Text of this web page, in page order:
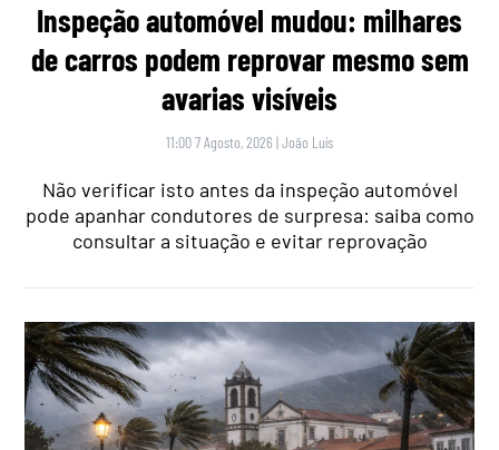
Inspeção automóvel mudou: milhares
de carros podem reprovar mesmo sem
avarias visíveis
11:00 7 Agosto, 2026 |João Luís
Não verificar isto antes da inspeção automóvel
pode apanhar condutores de surpresa: saiba como
consultar a situação e evitar reprovação